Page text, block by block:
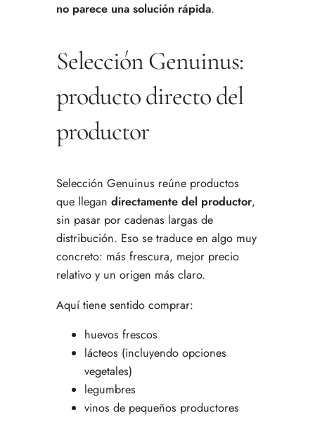
no parece una solución rápida.
Selección Genuinus:
producto directo del
productor
Selección Genuinus reúne productos
que llegan directamente del productor,
sin pasar por cadenas largas de
distribución. Eso se traduce en algo muy
concreto: más frescura, mejor precio
relativo y un origen más claro.
Aquí tiene sentido comprar:
huevos frescos
lácteos (incluyendo opciones
vegetales)
legumbres
vinos de pequeños productores